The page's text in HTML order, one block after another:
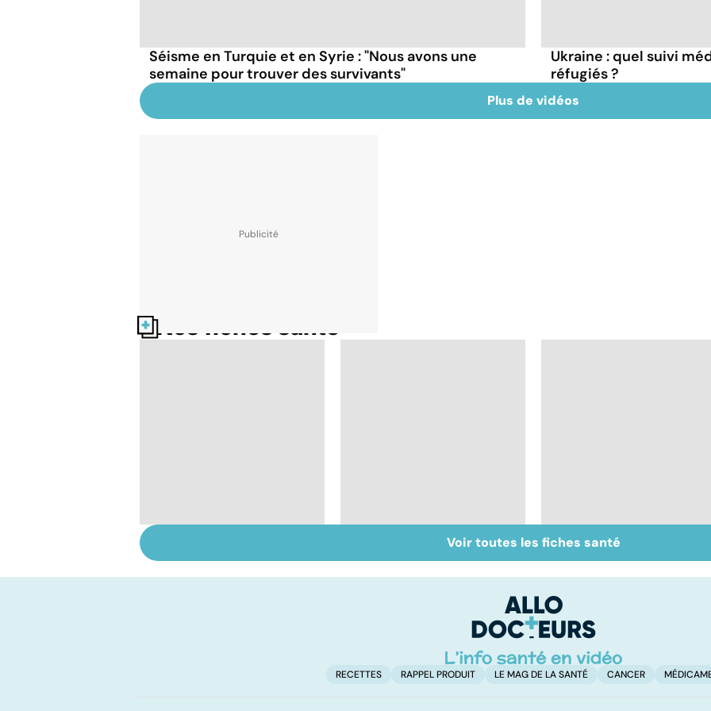
Séisme en Turquie et en Syrie : "Nous avons une
semaine pour trouver des survivants"
Ukraine : quel suivi
réfugiés ?
Plus de vidéos
Nos fiches santé
infections
Inflammation des
amygdales : que faire
Suicide : prévenir le
passage à l'acte
Voir toutes les fiches santé
RECETTES RAPPEL PRODUIT LE MAG DE LA SANTÉ CANCER